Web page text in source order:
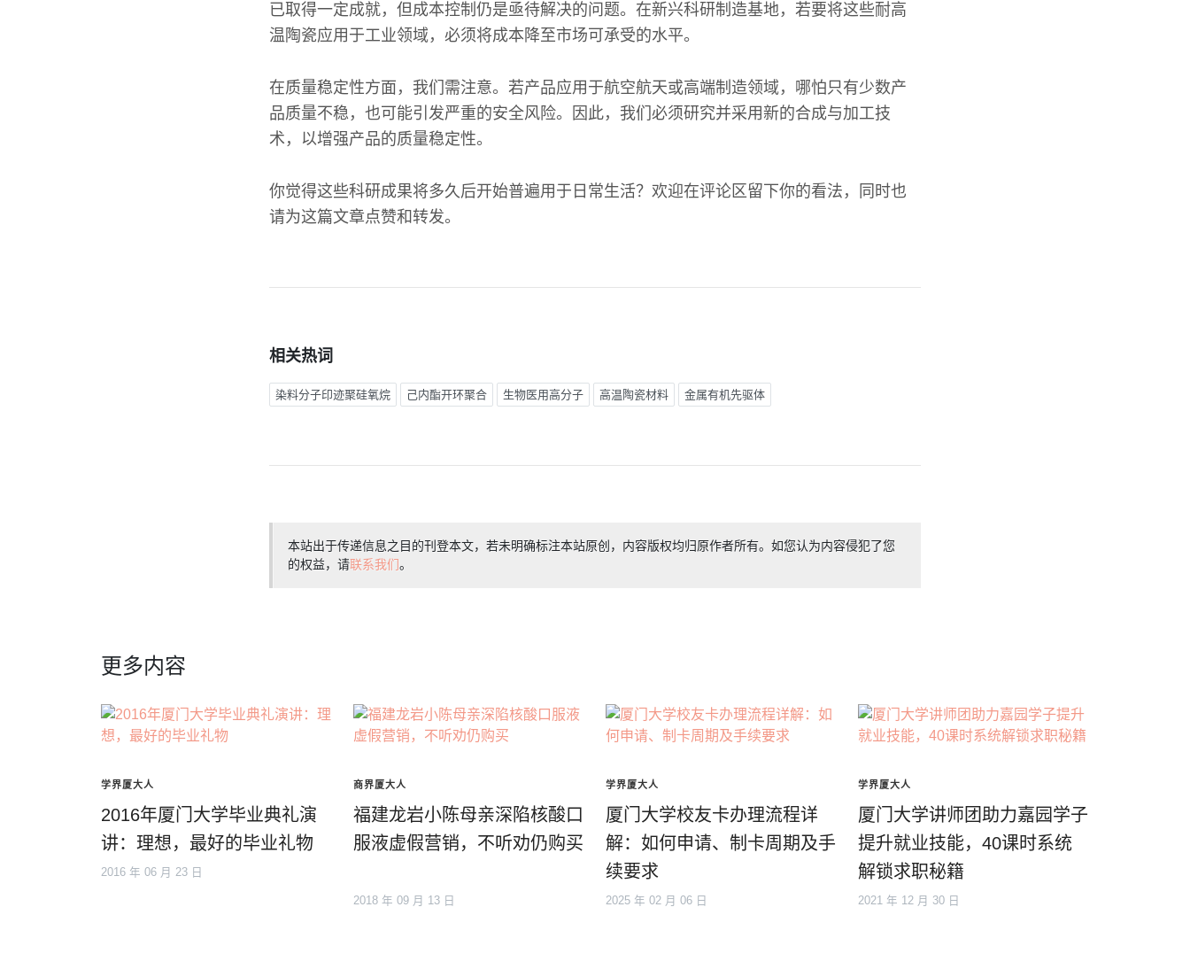
已取得一定成就，但成本控制仍是亟待解决的问题。在新兴科研制造基地，若要将这些耐高
温陶瓷应用于工业领域，必须将成本降至市场可承受的水平。
在质量稳定性方面，我们需注意。若产品应用于航空航天或高端制造领域，哪怕只有少数产
品质量不稳，也可能引发严重的安全风险。因此，我们必须研究并采用新的合成与加工技
术，以增强产品的质量稳定性。
你觉得这些科研成果将多久后开始普遍用于日常生活？欢迎在评论区留下你的看法，同时也
请为这篇文章点赞和转发。
相关热词
染料分子印迹聚硅氧烷 己内酯开环聚合 生物医用高分子 高温陶瓷材料 金属有机先驱体
本站出于传递信息之目的刊登本文，若未明确标注本站原创，内容版权均归原作者所有。如您认为内容侵犯了您
的权益，请联系我们。
更多内容
学界厦大人
2016年厦门大学毕业典礼演
讲：理想，最好的毕业礼物
2016 年 06 月 23 日
商界厦大人
福建龙岩小陈母亲深陷核酸口
服液虚假营销，不听劝仍购买
2018 年 09 月 13 日
学界厦大人
厦门大学校友卡办理流程详
解：如何申请、制卡周期及手
续要求
2025 年 02 月 06 日
学界厦大人
厦门大学讲师团助力嘉园学子
提升就业技能，40课时系统
解锁求职秘籍
2021 年 12 月 30 日